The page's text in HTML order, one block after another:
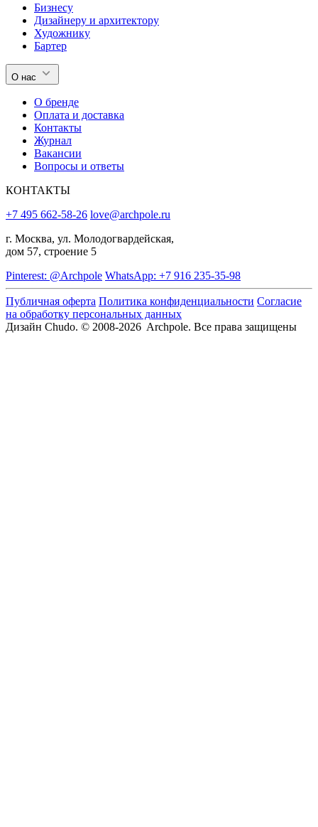
Бизнесу
Дизайнеру и архитектору
Художнику
Бартер
О нас
О бренде
Оплата и доставка
Контакты
Журнал
Вакансии
Вопросы и ответы
КОНТАКТЫ
+7 495 662-58-26 love@archpole.ru
г. Москва, ул. Молодогвардейская,
дом 57, строение 5
Pinterest: @Archpole WhatsApp: +7 916 235-35-98
Публичная оферта Политика конфиденциальности Согласие
на обработку персональных данных
Дизайн Chudo. © 2008-2026 Archpole. Все права защищены